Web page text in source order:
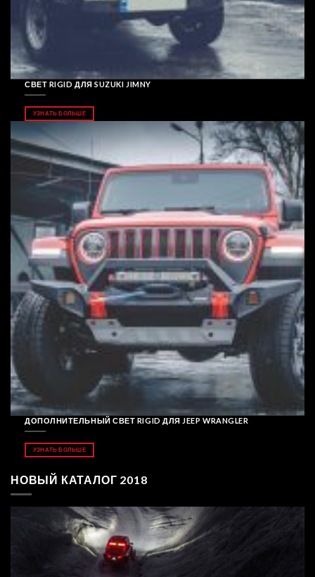
СВЕТ RIGID ДЛЯ SUZUKI JIMNY
УЗНАТЬ БОЛЬШЕ
ДОПОЛНИТЕЛЬНЫЙ СВЕТ RIGID ДЛЯ JEEP WRANGLER
УЗНАТЬ БОЛЬШЕ
НОВЫЙ КАТАЛОГ 2018